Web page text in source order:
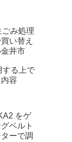
み処理
い替え
井市
する上で
容
をゲ
ベルト
ーで調